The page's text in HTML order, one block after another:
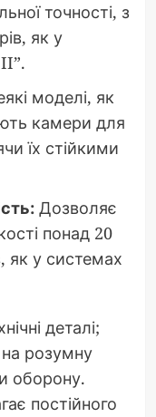
точності, з
як у
моделі, як
камери для
їх стійкими
Дозволяє
понад 20
як у системах
деталі;
розумну
оборону.
постійного